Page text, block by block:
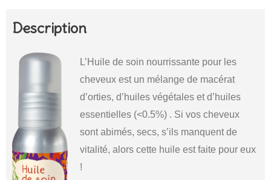
Description
L’Huile de soin nourrissante pour les
cheveux est un mélange de macérat
d’orties, d’huiles végétales et d’huiles
essentielles (<0.5%) . Si vos cheveux
sont abimés, secs, s’ils manquent de
vitalité, alors cette huile est faite pour eux
!